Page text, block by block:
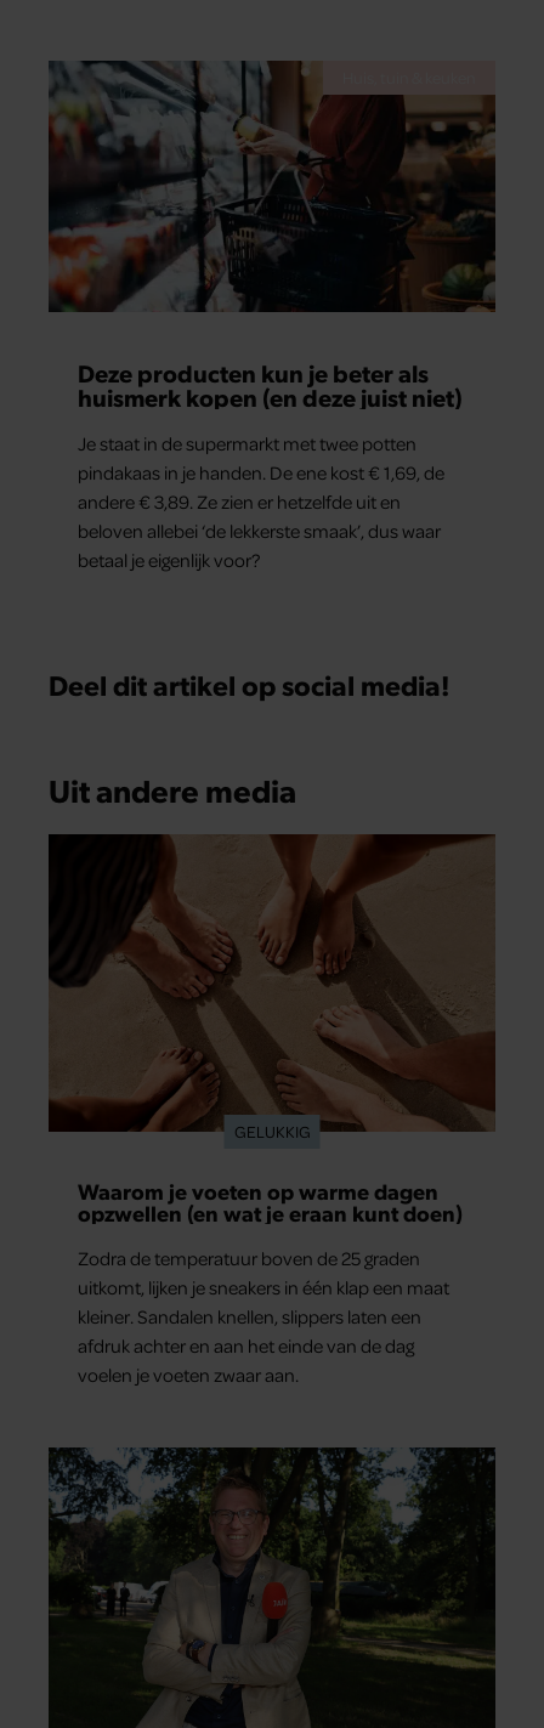
Deze producten kun je beter als
huismerk kopen (en deze juist niet)
Je staat in de supermarkt met twee potten
pindakaas in je handen. De ene kost € 1,69, de
andere € 3,89. Ze zien er hetzelfde uit en
beloven allebei ‘de lekkerste smaak’, dus waar
betaal je eigenlijk voor?
Deel dit artikel op social media!
Uit andere media
GELUKKIG
Waarom je voeten op warme dagen
opzwellen (en wat je eraan kunt doen)
Zodra de temperatuur boven de 25 graden
uitkomt, lijken je sneakers in één klap een maat
kleiner. Sandalen knellen, slippers laten een
afdruk achter en aan het einde van de dag
voelen je voeten zwaar aan.